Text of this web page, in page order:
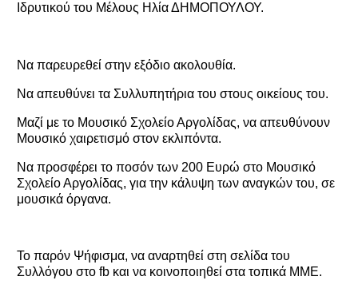
Ιδρυτικού του Μέλους Ηλία ΔΗΜΟΠΟΥΛΟΥ.
Να παρευρεθεί στην εξόδιο ακολουθία.
Να απευθύνει τα Συλλυπητήρια του στους οικείους του.
Μαζί με το Μουσικό Σχολείο Αργολίδας, να απευθύνουν
Μουσικό χαιρετισμό στον εκλιπόντα.
Να προσφέρει το ποσόν των 200 Ευρώ στο Μουσικό
Σχολείο Αργολίδας, για την κάλυψη των αναγκών του, σε
μουσικά όργανα.
Το παρόν Ψήφισμα, να αναρτηθεί στη σελίδα του
Συλλόγου στο fb και να κοινοποιηθεί στα τοπικά ΜΜΕ.